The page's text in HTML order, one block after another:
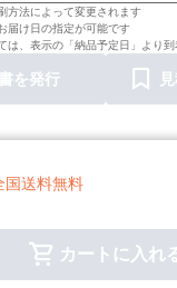
方法によって変更されます
届け日の指定が可能です
、表示の「納品予定日」より到
を発行
国送料無料
カートに入れ